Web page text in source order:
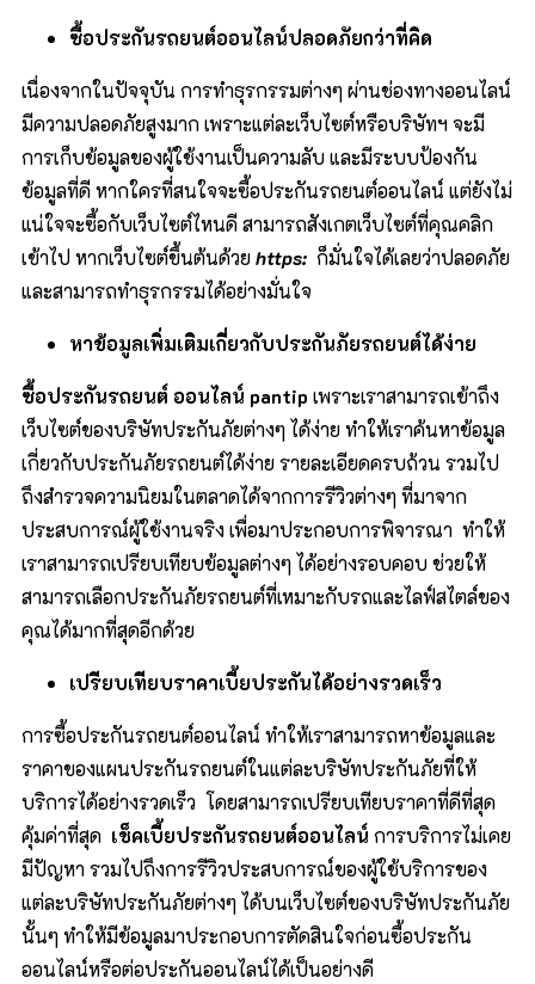
ซื้อประกันรถยนต์ออนไลน์ปลอดภัยกว่าที่คิด
เนื่องจากในปัจจุบัน การทำธุรกรรมต่างๆ ผ่านช่องทางออนไลน์
มีความปลอดภัยสูงมาก เพราะแต่ละเว็บไซต์หรือบริษัทฯ จะมี
การเก็บข้อมูลของผู้ใช้งานเป็นความลับ และมีระบบป้องกัน
ข้อมูลที่ดี หากใครที่สนใจจะซื้อประกันรถยนต์ออนไลน์ แต่ยังไม่
แน่ใจจะซื้อกับเว็บไซต์ไหนดี สามารถสังเกตเว็บไซต์ที่คุณคลิก
เข้าไป หากเว็บไซต์ขึ้นต้นด้วยhttps: ก็มั่นใจได้เลยว่าปลอดภัย
และสามารถทำธุรกรรมได้อย่างมั่นใจ
หาข้อมูลเพิ่มเติมเกี่ยวกับประกันภัยรถยนต์ได้ง่าย
ซื้อประกันรถยนต์ ออนไลน์ pantip เพราะเราสามารถเข้าถึง
เว็บไซต์ของบริษัทประกันภัยต่างๆ ได้ง่าย ทำให้เราค้นหาข้อมูล
เกี่ยวกับประกันภัยรถยนต์ได้ง่าย รายละเอียดครบถ้วน รวมไป
ถึงสำรวจความนิยมในตลาดได้จากการรีวิวต่างๆ ที่มาจาก
ประสบการณ์ผู้ใช้งานจริง เพื่อมาประกอบการพิจารณา ทำให้
เราสามารถเปรียบเทียบข้อมูลต่างๆ ได้อย่างรอบคอบ ช่วยให้
สามารถเลือกประกันภัยรถยนต์ที่เหมาะกับรถและไลฟ์สไตล์ของ
คุณได้มากที่สุดอีกด้วย
เปรียบเทียบราคาเบี้ยประกันได้อย่างรวดเร็ว
การซื้อประกันรถยนต์ออนไลน์ ทำให้เราสามารถหาข้อมูลและ
ราคาของแผนประกันรถยนต์ในแต่ละบริษัทประกันภัยที่ให้
บริการได้อย่างรวดเร็ว โดยสามารถเปรียบเทียบราคาที่ดีที่สุด
คุ้มค่าที่สุด เช็คเบี้ยประกันรถยนต์ออนไลน์ การบริการไม่เคย
มีปัญหา รวมไปถึงการรีวิวประสบการณ์ของผู้ใช้บริการของ
แต่ละบริษัทประกันภัยต่างๆ ได้บนเว็บไซต์ของบริษัทประกันภัย
นั้นๆ ทำให้มีข้อมูลมาประกอบการตัดสินใจก่อนซื้อประกัน
ออนไลน์หรือต่อประกันออนไลน์ได้เป็นอย่างดี